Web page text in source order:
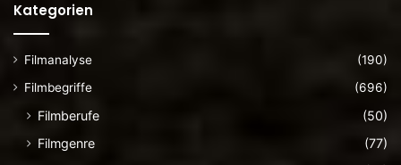
Kategorien
Filmanalyse
(190)
Filmbegriffe
(696)
Filmberufe
(50)
Filmgenre
(77)